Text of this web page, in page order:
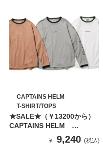
CAPTAINS HELM
T-SHIRT/TOPS
★SALE★（￥13200から）
CAPTAINS HELM
IMPRESSIVERINGER LS
TEE（BLACK×GRAY）
￥ 9,240 (税込)